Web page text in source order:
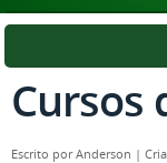
Cursos
Escrito porAnderson |